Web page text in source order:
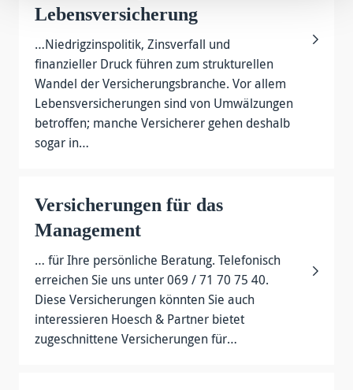
Lebensversicherung
…Niedrigzinspolitik, Zinsverfall und
finanzieller Druck führen zum strukturellen
Wandel der Versicherungsbranche. Vor allem
Lebensversicherungen sind von Umwälzungen
betroffen; manche Versicherer gehen deshalb
sogar in…
Versicherungen für das
Management
… für Ihre persönliche Beratung. Telefonisch
erreichen Sie uns unter 069 / 71 70 75 40.
Diese Versicherungen könnten Sie auch
interessieren Hoesch & Partner bietet
zugeschnittene Versicherungen für…